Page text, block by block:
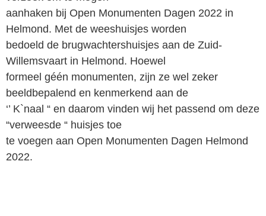
aanhaken bij Open Monumenten Dagen 2022 in
Helmond. Met de weeshuisjes worden
bedoeld de brugwachtershuisjes aan de Zuid-
Willemsvaart in Helmond. Hoewel
formeel géén monumenten, zijn ze wel zeker
beeldbepalend en kenmerkend aan de
‘’ K`naal “ en daarom vinden wij het passend om deze
“verweesde “ huisjes toe
te voegen aan Open Monumenten Dagen Helmond
2022.